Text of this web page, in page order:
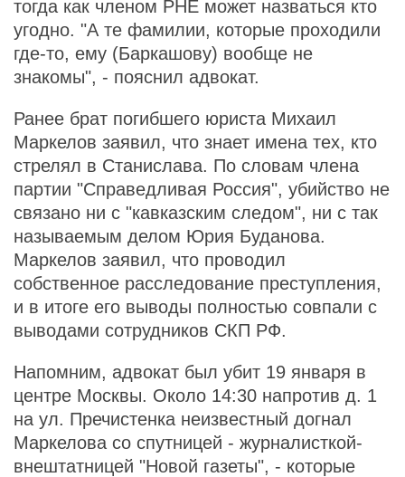
тогда как членом РНЕ может назваться кто
угодно. "А те фамилии, которые проходили
где-то, ему (Баркашову) вообще не
знакомы", - пояснил адвокат.
Ранее брат погибшего юриста Михаил
Маркелов заявил, что знает имена тех, кто
стрелял в Станислава. По словам члена
партии "Справедливая Россия", убийство не
связано ни с "кавказским следом", ни с так
называемым делом Юрия Буданова.
Маркелов заявил, что проводил
собственное расследование преступления,
и в итоге его выводы полностью совпали с
выводами сотрудников СКП РФ.
Напомним, адвокат был убит 19 января в
центре Москвы. Около 14:30 напротив д. 1
на ул. Пречистенка неизвестный догнал
Маркелова со спутницей - журналисткой-
внештатницей "Новой газеты", - которые